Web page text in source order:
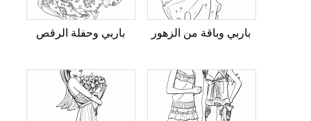
باربي وحفلة الرقص باربي وباقة من الزهور